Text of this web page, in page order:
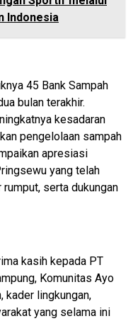
Indonesia
45 Bank Sampah
bulan terakhir.
kesadaran
pengelolaan sampah
apresiasi
yang telah
serta dukungan
kasih kepada PT
Komunitas Ayo
kader lingkungan,
yang selama ini